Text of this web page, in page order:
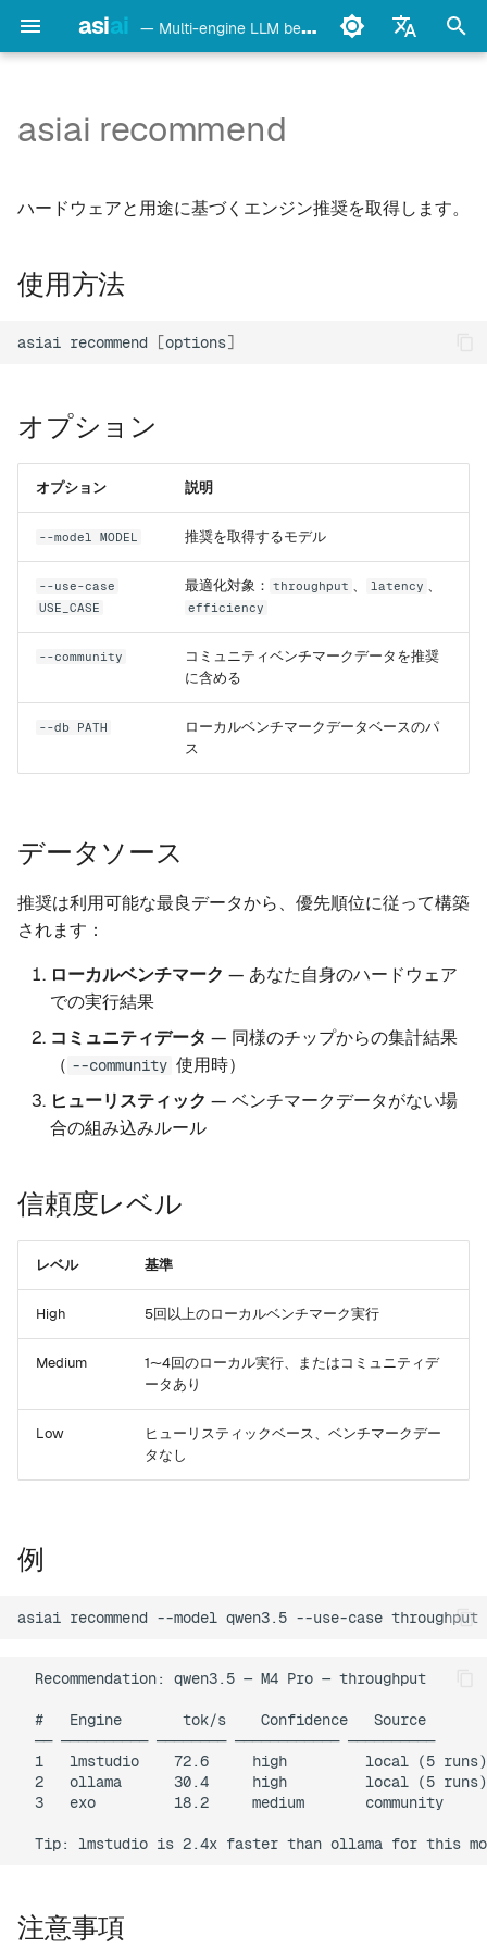
asiai — Multi-engine LLM benchmark & monitoring CLI
Español
使用方法
オプション
注意事項
Ollama
LM Studio
vllm-mlx
vMLX
Rapid-MLX
Exo
asiai recommend
ハードウェアと用途に基づくエンジン推奨を取得します。
使用方法
asiai recommend [options]
オプション
オプション 説明
--model MODEL 推奨を取得するモデル
--use-case
USE_CASE
最適化対象： throughput 、 latency 、
efficiency
--community
コミュニティベンチマークデータを推奨
に含める
--db PATH
ローカルベンチマークデータベースのパ
ス
データソース
推奨は利用可能な最良データから、優先順位に従って構築
されます：
ローカルベンチマーク — あなた自身のハードウェア
での実行結果
コミュニティデータ — 同様のチップからの集計結果
（ --community 使用時）
ヒューリスティック — ベンチマークデータがない場
合の組み込みルール
信頼度レベル
レベル 基準
High 5回以上のローカルベンチマーク実行
Medium
1〜4回のローカル実行、またはコミュニティデ
ータあり
Low
ヒューリスティックベース、ベンチマークデー
タなし
例
asiai recommend --model qwen3.5 --use-case
  Recommendation: qwen3.5 — M4 Pro — throughput
  #   Engine       tok/s    Confidence   Source
  ── ────────── ──────── ──────────── ──────────
  1   lmstudio    72.6     high         local (5 runs)
  2   ollama      30.4     high         local (5 runs)
  3   exo         18.2     medium       community
注意事項